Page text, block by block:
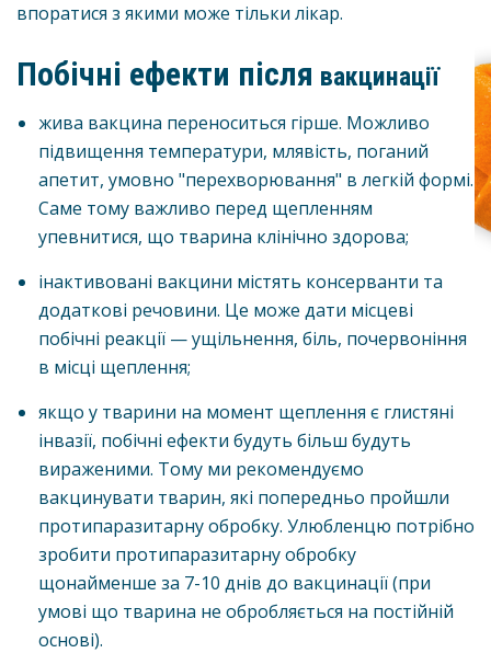
впоратися з якими може тільки лікар.
Побічні ефекти після вакцинації
жива вакцина переноситься гірше. Можливо
підвищення температури, млявість, поганий
апетит, умовно "перехворювання" в легкій формі.
Саме тому важливо перед щепленням
упевнитися, що тварина клінічно здорова;
інактивовані вакцини містять консерванти та
додаткові речовини. Це може дати місцеві
побічні реакції — ущільнення, біль, почервоніння
в місці щеплення;
якщо у тварини на момент щеплення є глистяні
інвазії, побічні ефекти будуть більш будуть
вираженими. Тому ми рекомендуємо
вакцинувати тварин, які попередньо пройшли
протипаразитарну обробку. Улюбленцю потрібно
зробити протипаразитарну обробку
щонайменше за 7-10 днів до вакцинації (при
умові що тварина не обробляється на постійній
основі).